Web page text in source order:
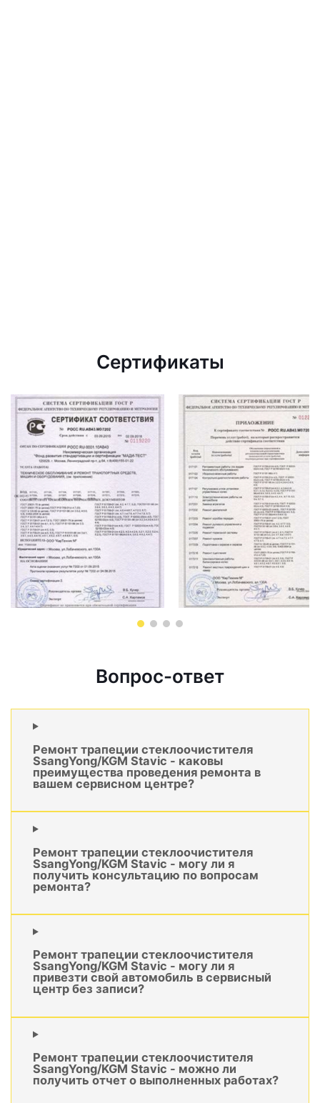
Сертификаты
Вопрос-ответ
Ремонт трапеции стеклоочистителя
SsangYong/KGM Stavic - каковы
преимущества проведения ремонта в
вашем сервисном центре?
Ремонт трапеции стеклоочистителя
SsangYong/KGM Stavic - могу ли я
получить консультацию по вопросам
ремонта?
Ремонт трапеции стеклоочистителя
SsangYong/KGM Stavic - могу ли я
привезти свой автомобиль в сервисный
центр без записи?
Ремонт трапеции стеклоочистителя
SsangYong/KGM Stavic - можно ли
получить отчет о выполненных работах?